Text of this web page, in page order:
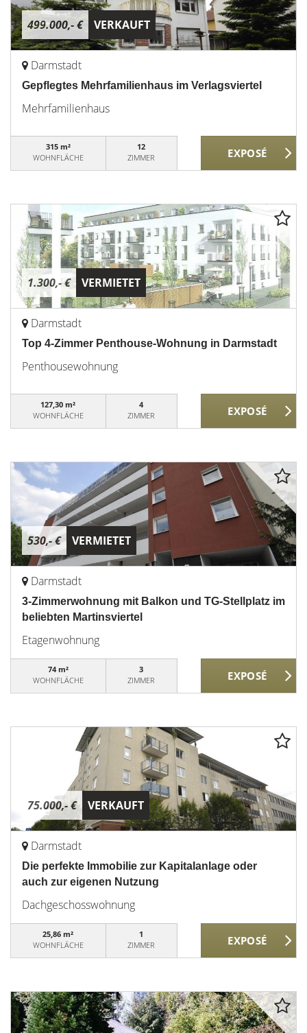
499.000,- € VERKAUFT
Darmstadt
Gepflegtes Mehrfamilienhaus im Verlagsviertel
Mehrfamilienhaus
315 m²
WOHNFLÄCHE
12
ZIMMER
1.300,- € VERMIETET
Darmstadt
Top 4-Zimmer Penthouse-Wohnung in Darmstadt
Penthousewohnung
127,30 m²
WOHNFLÄCHE
4
ZIMMER
530,- € VERMIETET
Darmstadt
3-Zimmerwohnung mit Balkon und TG-Stellplatz im
beliebten Martinsviertel
Etagenwohnung
74 m²
WOHNFLÄCHE
3
ZIMMER
75.000,- € VERKAUFT
Darmstadt
Die perfekte Immobilie zur Kapitalanlage oder
auch zur eigenen Nutzung
Dachgeschosswohnung
25,86 m²
WOHNFLÄCHE
1
ZIMMER